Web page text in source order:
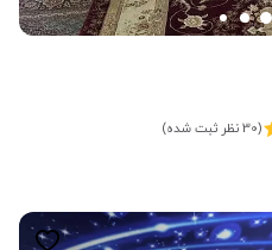
(30 نظر ثبت شده)